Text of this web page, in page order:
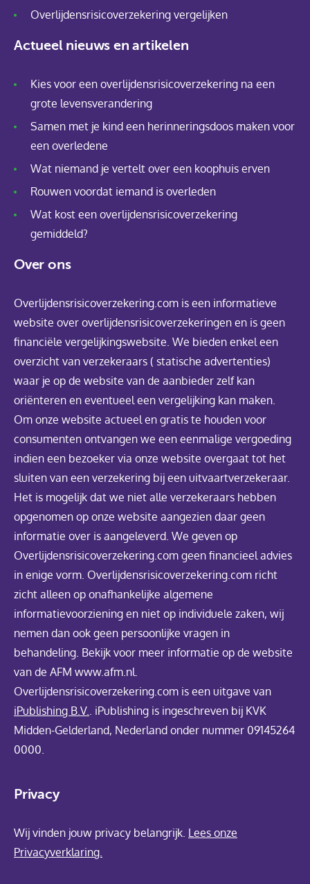
Overlijdensrisicoverzekering vergelijken
Actueel nieuws en artikelen
Kies voor een overlijdensrisicoverzekering na een
grote levensverandering
Samen met je kind een herinneringsdoos maken voor
een overledene
Wat niemand je vertelt over een koophuis erven
Rouwen voordat iemand is overleden
Wat kost een overlijdensrisicoverzekering
gemiddeld?
Over ons
Overlijdensrisicoverzekering.com is een informatieve
website over overlijdensrisicoverzekeringen en is geen
financiële vergelijkingswebsite. We bieden enkel een
overzicht van verzekeraars ( statische advertenties)
waar je op de website van de aanbieder zelf kan
oriënteren en eventueel een vergelijking kan maken.
Om onze website actueel en gratis te houden voor
consumenten ontvangen we een eenmalige vergoeding
indien een bezoeker via onze website overgaat tot het
sluiten van een verzekering bij een uitvaartverzekeraar.
Het is mogelijk dat we niet alle verzekeraars hebben
opgenomen op onze website aangezien daar geen
informatie over is aangeleverd. We geven op
Overlijdensrisicoverzekering.com geen financieel advies
in enige vorm. Overlijdensrisicoverzekering.com richt
zicht alleen op onafhankelijke algemene
informatievoorziening en niet op individuele zaken, wij
nemen dan ook geen persoonlijke vragen in
behandeling. Bekijk voor meer informatie op de website
van de AFM www.afm.nl.
Overlijdensrisicoverzekering.com is een uitgave van
iPublishing B.V.. iPublishing is ingeschreven bij KVK
Midden-Gelderland, Nederland onder nummer 09145264
0000.
Privacy
Wij vinden jouw privacy belangrijk. Lees onze
Privacyverklaring.